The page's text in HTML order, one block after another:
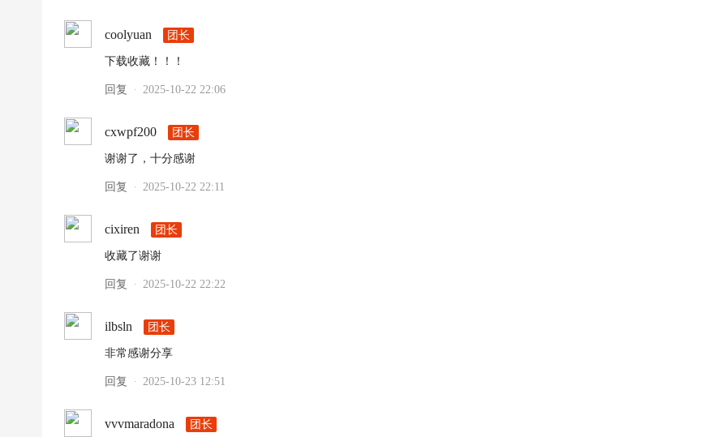
coolyuan 团长
下载收藏！！！
回复 · 2025-10-22 22:06
cxwpf200 团长
谢谢了，十分感谢
回复 · 2025-10-22 22:11
cixiren 团长
收藏了谢谢
回复 · 2025-10-22 22:22
ilbsln 团长
非常感谢分享
回复 · 2025-10-23 12:51
vvvmaradona 团长